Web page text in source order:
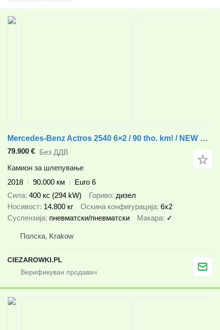
Mercedes-Benz Actros 2540 6×2 / 90 tho. km! / NEW GALVANIZED tow truck 9 m / 5
79.900 € Без ДДВ
Камион за шлепување
2018
90.000 км
Euro 6
Сила 400 кс (294 kW) Гориво дизел
Носивост 14.800 кг Оскина конфигурација 6x2
Суспензија пневматски/пневматски Макара ✓
Полска, Krakow
CIEZAROWKI.PL